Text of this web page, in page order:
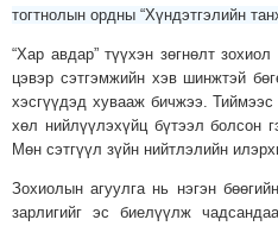
ТОЙРОНД
"ОУВС"-
ИЙН
ЭРГЭН
ТОЙРОНД
"ЖИ
тогтнолын ордны “Хүндэтгэлийн
“Хар авдар” түүхэн зөгнөлт
цэвэр сэтгэмжийн хэв шинжтэй
хэсгүүдэд хувааж бичжээ.
хөл нийлүүлэхүйц бүтээл
Мөн сэтгүүл зүйн нийтлэлийн
Зохиолын агуулга нь нэгэн
зарлигийг эс биелүүлж